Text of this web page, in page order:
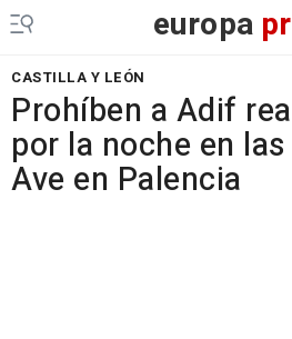
europa
CASTILLA Y LEÓN
Prohíben a Adif
por la noche en
Ave en Palencia